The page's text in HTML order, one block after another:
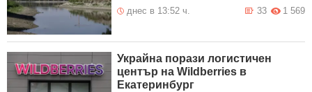
днес в 13:52 ч. 1 569
33
Украйна порази логистичен
център на Wildberries в
Екатеринбург